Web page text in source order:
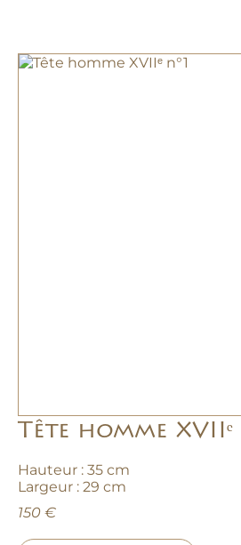
Tête homme XVIIᵉ
Hauteur : 35 cm
Largeur : 29 cm
150 €